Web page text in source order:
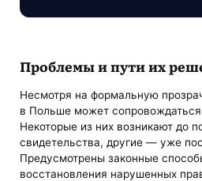
Проблемы и пути их
Несмотря на формальную
в Польше может
Некоторые из них возникают до
свидетельства, другие — уже
Предусмотрены законные
восстановления нарушенных